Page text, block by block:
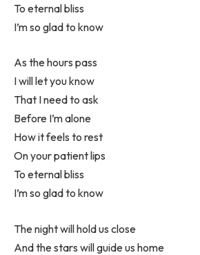
To eternal bliss
I’m so glad to know
As the hours pass
I will let you know
That I need to ask
Before I’m alone
How it feels to rest
On your patient lips
To eternal bliss
I’m so glad to know
The night will hold us close
And the stars will guide us home